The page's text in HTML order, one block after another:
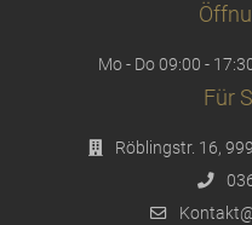
Mo - Do 09:00 -
Für
Röblingstr. 16,